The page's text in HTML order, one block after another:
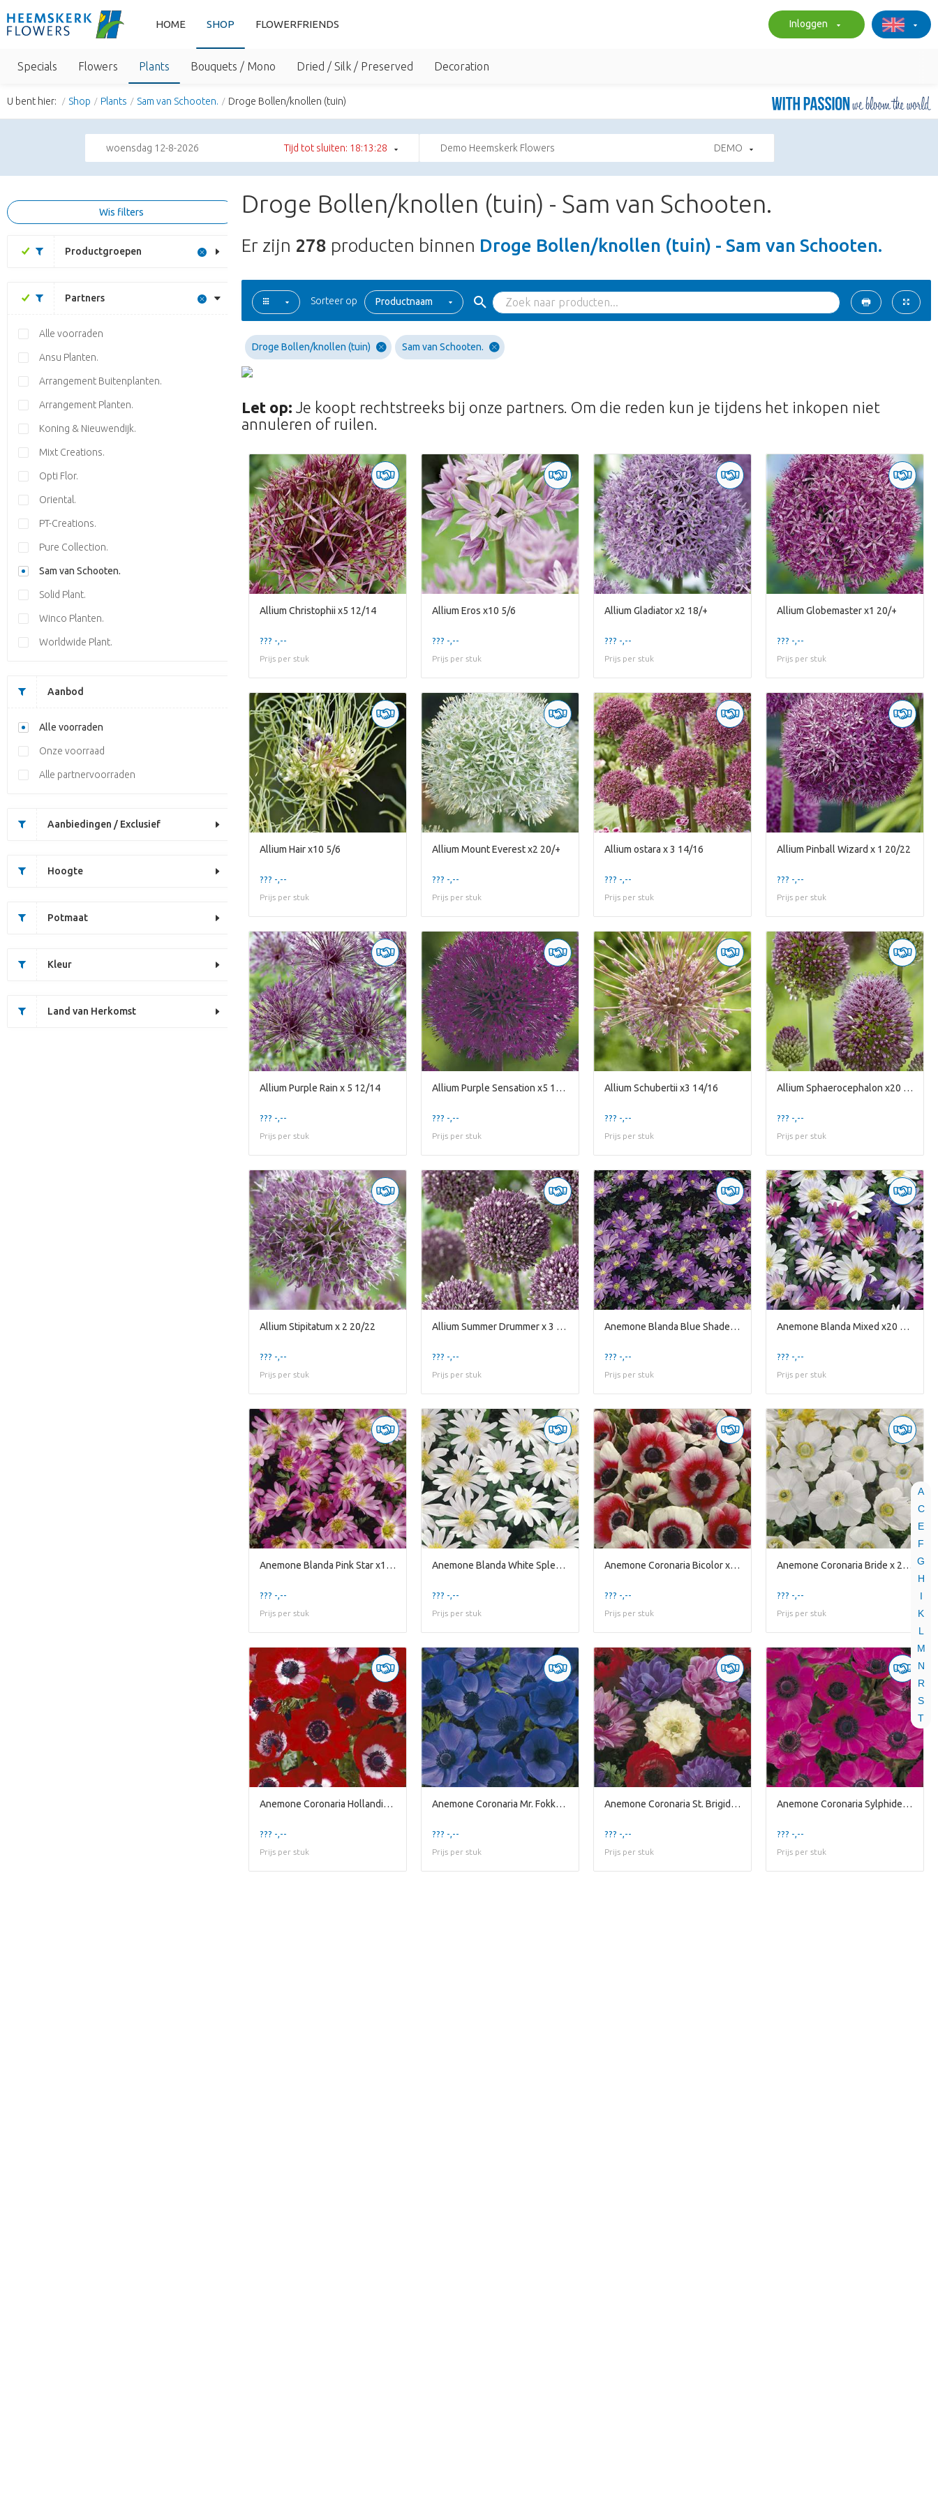
HOME SHOP FLOWERFRIENDS Inloggen
Specials Flowers Plants Bouquets / Mono Dried / Silk / Preserved Decoration
U bent hier: Shop Plants Sam van Schooten. Droge Bollen/knollen (tuin)
woensdag 12-8-2026 Tijd tot sluiten: 18:13:27 Demo Heemskerk Flowers DEMO
A
C
E
F
G
H
I
K
L
M
N
R
S
T
Wis filters
Productgroepen
Partners
Alle voorraden
Ansu Planten.
Arrangement Buitenplanten.
Arrangement Planten.
Koning & Nieuwendijk.
Mixt Creations.
Opti Flor.
Oriental.
PT-Creations.
Pure Collection.
Sam van Schooten.
Solid Plant.
Winco Planten.
Worldwide Plant.
Aanbod
Alle voorraden
Onze voorraad
Alle partnervoorraden
Aanbiedingen / Exclusief
Hoogte
Potmaat
Kleur
Land van Herkomst
Droge Bollen/knollen (tuin) - Sam van Schooten.
Er zijn 278 producten binnen Droge Bollen/knollen (tuin) - Sam van Schooten.
Sorteer op Productnaam
Droge Bollen/knollen (tuin) Sam van Schooten.
Let op: Je koopt rechtstreeks bij onze partners. Om die reden kun je tijdens het inkopen niet
annuleren of ruilen.
Allium Christophii x5 12/14
??? -,--
Prijs per stuk
Allium Eros x10 5/6
??? -,--
Prijs per stuk
Allium Gladiator x2 18/+
??? -,--
Prijs per stuk
Allium Globemaster x1 20/+
??? -,--
Prijs per stuk
Allium Hair x10 5/6
??? -,--
Prijs per stuk
Allium Mount Everest x2 20/+
??? -,--
Prijs per stuk
Allium ostara x 3 14/16
??? -,--
Prijs per stuk
Allium Pinball Wizard x 1 20/22
??? -,--
Prijs per stuk
Allium Purple Rain x 5 12/14
??? -,--
Prijs per stuk
Allium Purple Sensation x5 12/14
??? -,--
Prijs per stuk
Allium Schubertii x3 14/16
??? -,--
Prijs per stuk
Allium Sphaerocephalon x20 5/6
??? -,--
Prijs per stuk
Allium Stipitatum x 2 20/22
??? -,--
Prijs per stuk
Allium Summer Drummer x 3 12/14
??? -,--
Prijs per stuk
Anemone Blanda Blue Shades x20 5/6
??? -,--
Prijs per stuk
Anemone Blanda Mixed x20 5/6
??? -,--
Prijs per stuk
Anemone Blanda Pink Star x10 5/6
??? -,--
Prijs per stuk
Anemone Blanda White Splendour x10 5/6
??? -,--
Prijs per stuk
Anemone Coronaria Bicolor x20 5/6
??? -,--
Prijs per stuk
Anemone Coronaria Bride x 20 5/6
??? -,--
Prijs per stuk
Anemone Coronaria Hollandia x20 5/6
??? -,--
Prijs per stuk
Anemone Coronaria Mr. Fokker x20 5/6
??? -,--
Prijs per stuk
Anemone Coronaria St. Brigid Mixed x20 5/6
??? -,--
Prijs per stuk
Anemone Coronaria Sylphide x20 5/6
??? -,--
Prijs per stuk